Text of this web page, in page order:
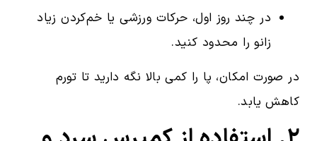
در چند روز اول، حرکات ورزشی یا خم‌کردن زیاد
زانو را محدود کنید.
در صورت امکان، پا را کمی بالا نگه دارید تا تورم
کاهش یابد.